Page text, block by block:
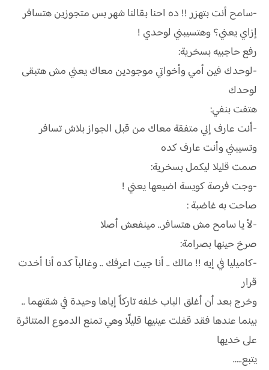
-سامح أنت بتهزر !! ده احنا بقالنا شهر بس متجوزين هتسافر
إزاي يعني؟ وهتسيبني لوحدي !
رفع حاجبيه بسخرية:
-لوحدك فين أمي وأخواتي موجودين معاك يعني مش هتبقى
لوحدك
هتفت بنفي:
-أنت عارف إني متفقة معاك من قبل الجواز بلاش تسافر
وتسيبني وأنت عارف كده
صمت قليلا ليكمل بسخرية:
-وجت فرصة كويسة اضيعها يعني !
صاحت به غاضبة :
-لأ يا سامح مش هتسافر.. مينفعش أصلا
صرخ حينها بصرامة:
-كاميليا في إيه !! مالك .. أنا جيت اعرفك .. وغالباً كده أنا أخدت
قرار
وخرج بعد أن أغلق الباب خلفه تاركاً إياها وحيدة في شقتهما ..
بينما عندها فقد قفلت عينيها قليلًا وهي تمنع الدموع المتناثرة
على خديها
يتبع.....